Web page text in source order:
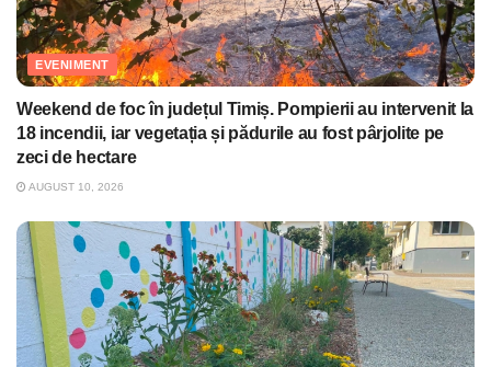
EVENIMENT
Weekend de foc în județul Timiș. Pompierii au intervenit la
18 incendii, iar vegetația și pădurile au fost pârjolite pe
zeci de hectare
AUGUST 10, 2026